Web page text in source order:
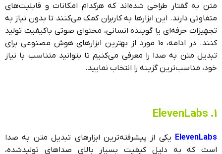
متن به گفتار طراحی شده‌اند که هرکدام امکانات و قابلیت‌های
متفاوتی دارند. این ابزارها به کاربران کمک می‌کنند تا بدون نیاز به
تجهیزات حرفه‌ای یا گوینده انسانی، محتوای صوتی باکیفیت تولید
کنند. در ادامه، ۱۰ مورد از بهترین ابزارهای هوش مصنوعی برای
تبدیل متن به صدا را معرفی می‌کنیم تا بتوانید متناسب با نیاز
خود، مناسب‌ترین گزینه را انتخاب نمایید.
1. ElevenLabs
ElevenLabs یکی از پیشرفته‌ترین ابزارهای تبدیل متن به صدا
است که به دلیل کیفیت بسیار بالای صداهای تولیدشده،